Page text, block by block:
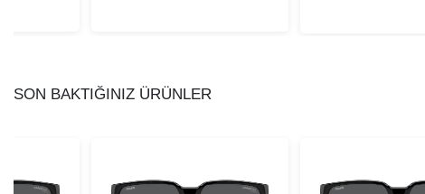
SON BAKTIĞINIZ ÜRÜNLER